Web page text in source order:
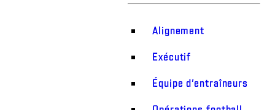
Alignement
Exécutif
Équipe d’entraîneurs